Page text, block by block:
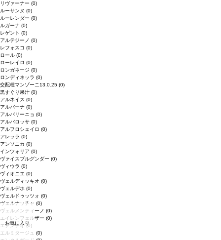
お気に入り
リヴァーナー (0)
ルーサンヌ (0)
ルーレンダー (0)
ルガーナ (0)
レゲント (0)
アルテジーノ (0)
レフォスコ (0)
ロール (0)
ローレイロ (0)
ロンガネージ (0)
ロンディネッラ (0)
交配種マンゾーニ13.0.25 (0)
黒すぐり果汁 (0)
アルネイス (0)
アルバーナ (0)
アルバリーニョ (0)
アルバロッサ (0)
アルフロシェイロ (0)
アレッラ (0)
アンソニカ (0)
インツォリア (0)
ヴァイスブルグンダー (0)
ヴィウラ (0)
ヴィオニエ (0)
ヴェルディッキオ (0)
ヴェルデホ (0)
ヴェルドゥッツォ (0)
ヴェルナッチャ (0)
ヴェルメンティーノ (0)
エイレンフェルザー (0)
エナンチオ(0)
エルミタージュ (0)